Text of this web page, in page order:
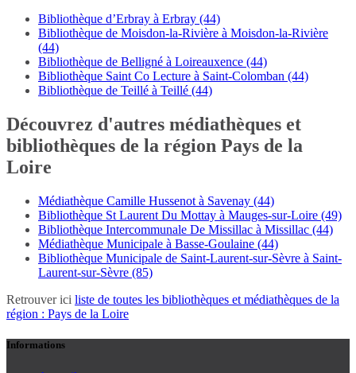
Bibliothèque d’Erbray à Erbray (44)
Bibliothèque de Moisdon-la-Rivière à Moisdon-la-Rivière
(44)
Bibliothèque de Belligné à Loireauxence (44)
Bibliothèque Saint Co Lecture à Saint-Colomban (44)
Bibliothèque de Teillé à Teillé (44)
Découvrez d'autres médiathèques et
bibliothèques de la région Pays de la
Loire
Médiathèque Camille Hussenot à Savenay (44)
Bibliothèque St Laurent Du Mottay à Mauges-sur-Loire (49)
Bibliothèque Intercommunale De Missillac à Missillac (44)
Médiathèque Municipale à Basse-Goulaine (44)
Bibliothèque Municipale de Saint-Laurent-sur-Sèvre à Saint-
Laurent-sur-Sèvre (85)
Retrouver ici liste de toutes les bibliothèques et médiathèques de la
région : Pays de la Loire
Informations